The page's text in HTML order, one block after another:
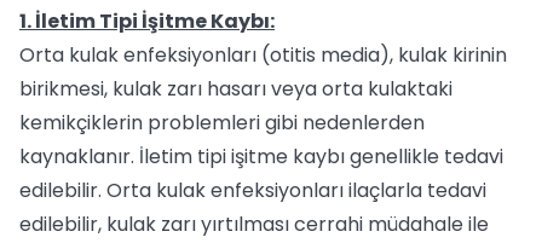
1. İletim Tipi İşitme Kaybı:
Orta kulak enfeksiyonları (otitis media), kulak kirinin
birikmesi, kulak zarı hasarı veya orta kulaktaki
kemikçiklerin problemleri gibi nedenlerden
kaynaklanır. İletim tipi işitme kaybı genellikle tedavi
edilebilir. Orta kulak enfeksiyonları ilaçlarla tedavi
edilebilir, kulak zarı yırtılması cerrahi müdahale ile